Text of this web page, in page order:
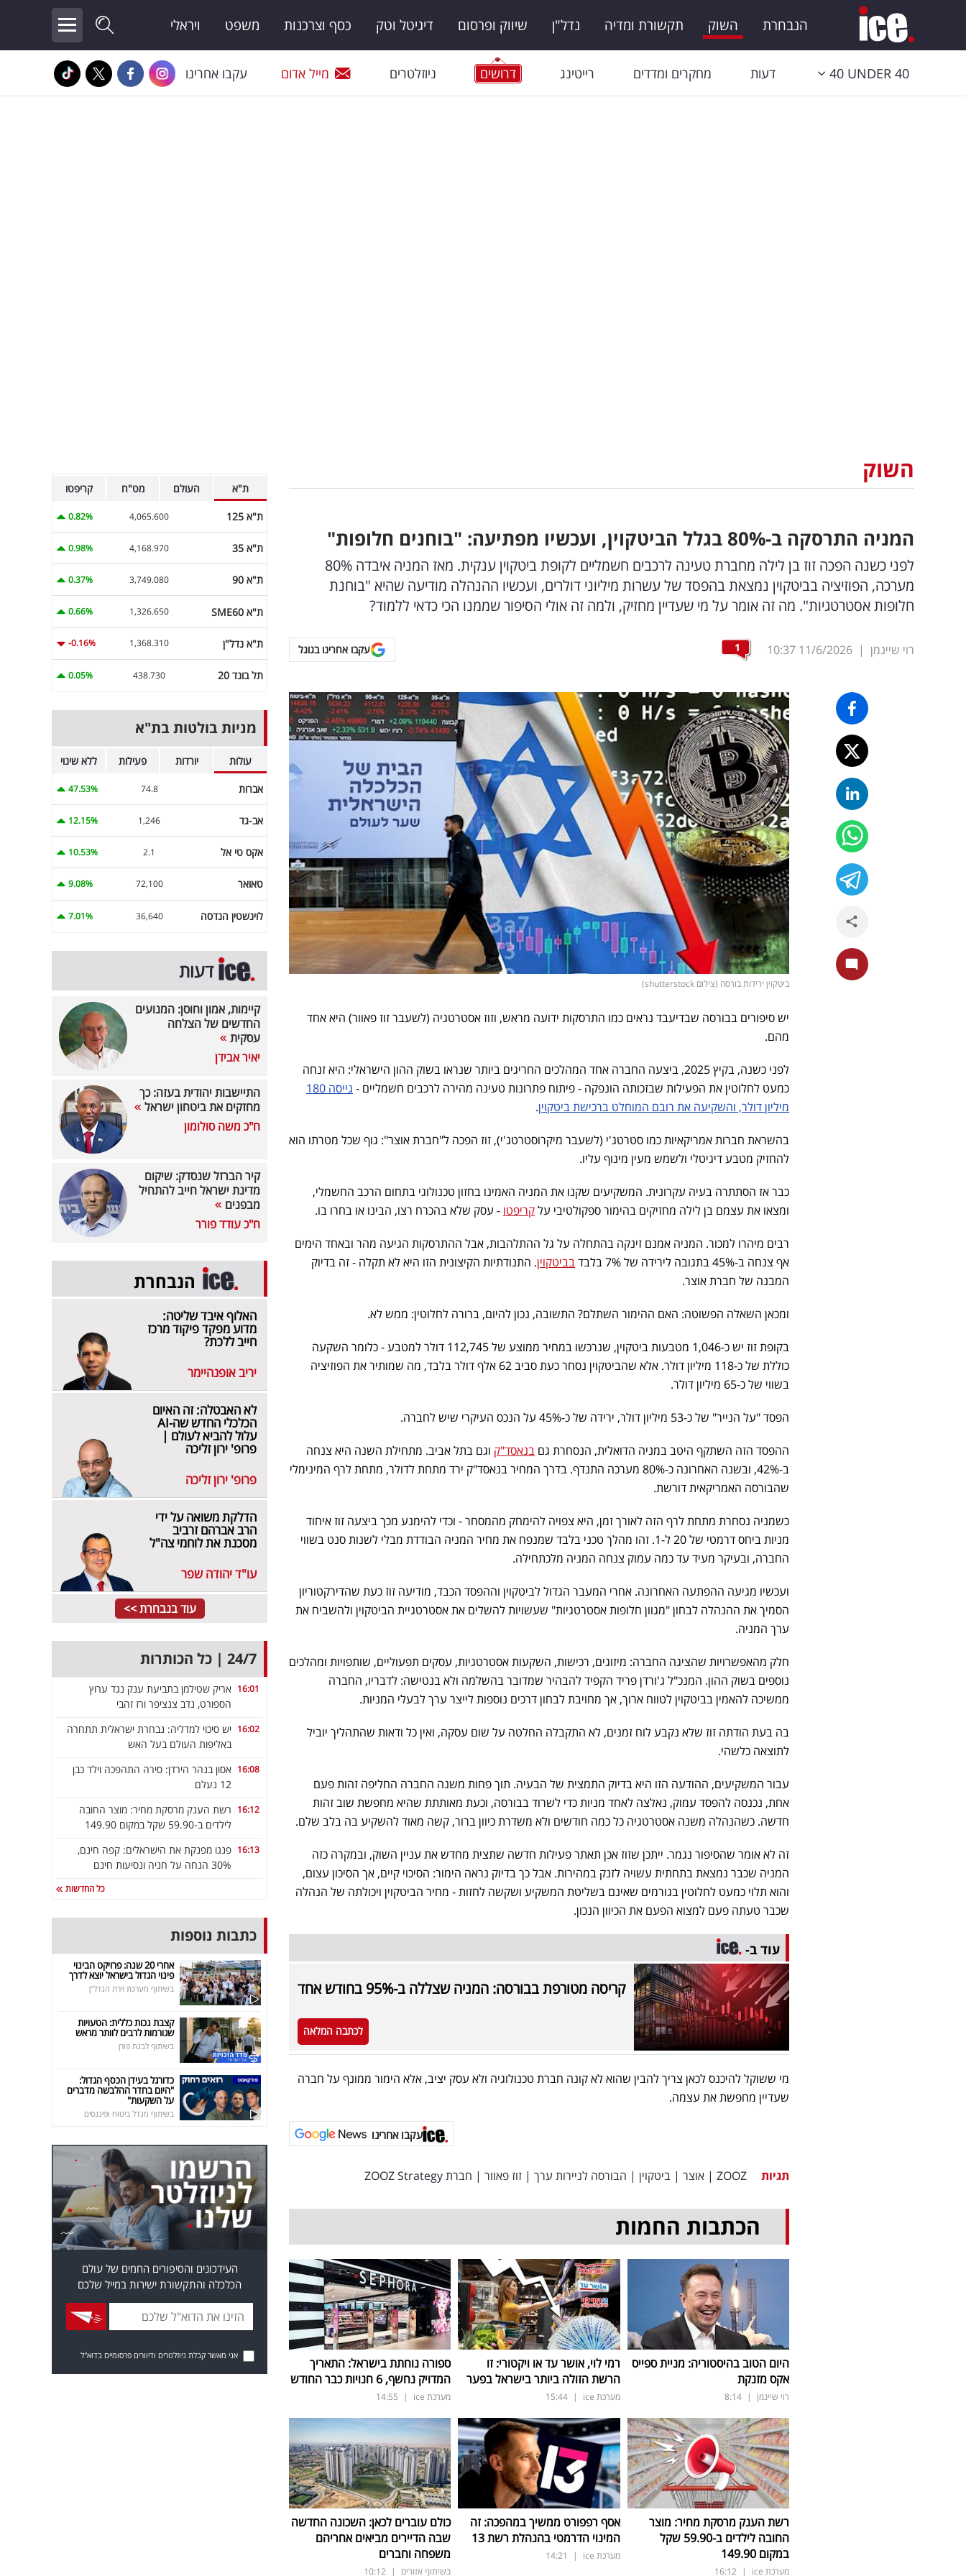
הנבחרת השוק תקשורת ומדיה נדל"ן שיווק ופרסום דיגיטל וטק כסף וצרכנות משפט ויראלי
40 UNDER 40 דעות מחקרים ומדדים רייטינג דרושים ניוזלטרים מייל אדום עקבו אחרינו
השוק
המניה התרסקה ב-80% בגלל הביטקוין, ועכשיו מפתיעה: "בוחנים חלופות"
לפני כשנה הפכה זוז בן לילה מחברת טעינה לרכבים חשמליים לקופת ביטקוין ענקית. מאז המניה איבדה 80%
מערכה, הפוזיציה בביטקוין נמצאת בהפסד של עשרות מיליוני דולרים, ועכשיו ההנהלה מודיעה שהיא "בוחנת
חלופות אסטרטגיות". מה זה אומר על מי שעדיין מחזיק, ולמה זה אולי הסיפור שממנו הכי כדאי ללמוד?
רוי שיינמן |
11/6/2026
10:37
1 עקבו אחרינו בגוגל
ביטקוין ירידות בורסה (צילום shutterstock)
יש סיפורים בבורסה שבדיעבד נראים כמו התרסקות ידועה מראש, וזוז אסטרטגיה (לשעבר זוז פאוור) היא אחד
מהם.
לפני כשנה, בקיץ 2025, ביצעה החברה אחד המהלכים החריגים ביותר שנראו בשוק ההון הישראלי: היא זנחה
כמעט לחלוטין את הפעילות שבזכותה הונפקה - פיתוח פתרונות טעינה מהירה לרכבים חשמליים -
גייסה 180
מיליון דולר, והשקיעה את רובם המוחלט ברכישת ביטקוין.
בהשראת חברות אמריקאיות כמו סטרטג'י (לשעבר מיקרוסטרטג'י), זוז הפכה ל"חברת אוצר": גוף שכל מטרתו הוא
להחזיק מטבע דיגיטלי ולשמש מעין מינוף עליו.
כבר אז הסתתרה בעיה עקרונית. המשקיעים שקנו את המניה האמינו בחזון טכנולוגי בתחום הרכב החשמלי,
ומצאו את עצמם בן לילה מחזיקים בהימור ספקולטיבי עלקריפטו - עסק שלא בהכרח רצו, הבינו או בחרו בו.
רבים מיהרו למכור. המניה אמנם זינקה בהתחלה על גל ההתלהבות, אבל ההתרסקות הגיעה מהר ובאחד הימים
אף צנחה ב-45% בתגובה לירידה של 7% בלבד
בביטקוין. התנודתיות הקיצונית הזו היא לא תקלה - זה בדיוק
המבנה של חברת אוצר.
ומכאן השאלה הפשוטה: האם ההימור השתלם? התשובה, נכון להיום, ברורה לחלוטין: ממש לא.
בקופת זוז יש כ-1,046 מטבעות ביטקוין, שנרכשו במחיר ממוצע של 112,745 דולר למטבע - כלומר השקעה
כוללת של כ-118 מיליון דולר. אלא שהביטקוין נסחר כעת סביב 62 אלף דולר בלבד, מה שמותיר את הפוזיציה
בשווי של כ-65 מיליון דולר.
הפסד "על הנייר" של כ-53 מיליון דולר, ירידה של כ-45% על הנכס העיקרי שיש לחברה.
ההפסד הזה השתקף היטב במניה הדואלית, הנסחרת גם בנאסד"ק וגם בתל אביב. מתחילת השנה היא צנחה
ב-42%, ובשנה האחרונה כ-80% מערכה התנדף. בדרך המחיר בנאסד"ק ירד מתחת לדולר, מתחת לרף המינימלי
שהבורסה האמריקאית דורשת.
כשמניה נסחרת מתחת לרף הזה לאורך זמן, היא צפויה להימחק מהמסחר - וכדי להימנע מכך ביצעה זוז איחוד
מניות ביחס דרמטי של 20 ל-1. זהו מהלך טכני בלבד שמנפח את מחיר המניה הבודדת מבלי לשנות סנט בשווי
החברה, ובעיקר מעיד עד כמה עמוק צנחה המניה מלכתחילה.
ועכשיו מגיעה ההפתעה האחרונה. אחרי המעבר הגדול לביטקוין וההפסד הכבד, מודיעה זוז כעת שהדירקטוריון
הסמיך את ההנהלה לבחון "מגוון חלופות אסטרטגיות" שעשויות להשלים את אסטרטגיית הביטקוין ולהשביח את
ערך המניה.
חלק מהאפשרויות שהציגה החברה: מיזוגים, רכישות, השקעות אסטרטגיות, עסקים תפעוליים, שותפויות ומהלכים
נוספים בשוק ההון. המנכ"ל ג'ורדן פריד הקפיד להבהיר שמדובר בהשלמה ולא בנטישה: לדבריו, החברה
ממשיכה להאמין בביטקוין לטווח ארוך, אך מחויבת לבחון דרכים נוספות לייצר ערך לבעלי המניות.
בה בעת הודתה זוז שלא נקבע לוח זמנים, לא התקבלה החלטה על שום עסקה, ואין כל ודאות שהתהליך יוביל
לתוצאה כלשהי.
עבור המשקיעים, ההודעה הזו היא בדיוק התמצית של הבעיה. תוך פחות משנה החברה החליפה זהות פעם
אחת, נכנסה להפסד עמוק, נאלצה לאחד מניות כדי לשרוד בבורסה, וכעת מאותתת שהיא מחפשת שוב זהות
חדשה. כשהנהלה משנה אסטרטגיה כל כמה חודשים ולא משדרת כיוון ברור, קשה מאוד להשקיע בה בלב שלם.
זה לא אומר שהסיפור נגמר. ייתכן שזוז אכן תאתר פעילות חדשה שתצית מחדש את עניין השוק, ובמקרה כזה
המניה שכבר נמצאת בתחתית עשויה לזנק במהירות. אבל כך בדיוק נראה הימור: הסיכוי קיים, אך הסיכון עצום,
והוא תלוי כמעט לחלוטין בגורמים שאינם בשליטת המשקיע ושקשה לחזות - מחיר הביטקוין ויכולתה של הנהלה
שכבר טעתה פעם למצוא הפעם את הכיוון הנכון.
עוד ב-
קריסה מטורפת בבורסה: המניה שצללה ב-95% בחודש אחד
לכתבה המלאה
מי ששוקל להיכנס לכאן צריך להבין שהוא לא קונה חברת טכנולוגיה ולא עסק יציב, אלא הימור ממונף על חברה
שעדיין מחפשת את עצמה.
עקבו אחרינו
תגיות ZOOZ
| אוצר | ביטקוין | הבורסה לניירות ערך | זוז פאוור | חברת ZOOZ Strategy
הכתבות החמות
היום הטוב בהיסטוריה: מניית ספייס
אקס מזנקת
רוי שיינמן |
8:14
רמי לוי, אושר עד או ויקטורי: זו
הרשת הזולה ביותר בישראל בפער
מערכת ice |
15:44
ספורה נוחתת בישראל: התאריך
המדויק נחשף, 6 חנויות כבר החודש
מערכת ice |
14:55
רשת הענק מרסקת מחיר: מוצר
החובה לילדים ב-59.90 שקל
במקום 149.90
מערכת ice |
16:12
אסף רפפורט ממשיך במהפכה: זה
המינוי הדרמטי בהנהלת רשת 13
מערכת ice |
14:21
כולם עוברים לכאן: השכונה החדשה
שבה הדיירים מביאים אחריהם
משפחה וחברים
בשיתוף אזורים |
10:12
ת"א העולם מט"ח קריפטו
ת"א 125 4,065.600
0.82%
ת"א 35 4,168.970
0.98%
ת"א 90 3,749.080
0.37%
ת"א SME60 1,326.650
0.66%
ת"א נדל"ן 1,368.310
-0.16%
תל בונד 20 438.730
0.05%
מניות בולטות בת"א
עולות יורדות פעילות ללא שינוי
אברות 74.8
47.53%
אב-גד 1,246
12.15%
אקס טי אל 2.1
10.53%
טאואר 72,100
9.08%
לוינשטין הנדסה 36,640
7.01%
דעות
קיימות, אמון וחוסן: המנועים
החדשים של הצלחה
עסקית
יאיר אבידן
התיישבות יהודית בעזה: כך
מחזקים את ביטחון ישראל
ח"כ משה סולומון
קיר הברזל שנסדק: שיקום
מדינת ישראל חייב להתחיל
מבפנים
ח"כ עודד פורר
הנבחרת
האלוף איבד שליטה:
מדוע מפקד פיקוד מרכז
חייב ללכת?
יריב אופנהיימר
לא האבטלה: זה האיום
הכלכלי החדש שה-AI
עלול להביא לעולם |
פרופ' ירון זליכה
פרופ' ירון זליכה
הדלקת משואה על ידי
הרב אברהם זרביב
מסכנת את לוחמי צה"ל
עו"ד יהודה שפר
עוד בנבחרת >>
24/7 | כל הכותרות
16:01 אריק שטילמן בתביעת ענק נגד ערוץ
הספורט, נדב צנציפר ורז זהבי
16:02 יש סיכוי למדליה: נבחרת ישראלית תתחרה
באליפות העולם בעל האש
16:08 אסון בנהר הירדן: סירה התהפכה וילד כבן
12 נעלם
16:12 רשת הענק מרסקת מחיר: מוצר החובה
לילדים ב-59.90 שקל במקום 149.90
16:13 פנגו מפנקת את הישראלים: קפה חינם,
30% הנחה על חניה ונסיעות חינם
כל החדשות
כתבות נוספות
אחרי 20 שנה: פרויקט הבינוי
פינוי הגדול בישראל יוצא לדרך
בשיתוף מערכת זירת הנדל"ן
קצבת נכות כללית: הטעויות
שגורמות לרבים לוותר מראש
בשיתוף לבנת פורן
כדורגל בעידן הכסף הגדול:
"היום בחדר ההלבשה מדברים
על השקעות"
בשיתוף מגדל ביטוח ופיננסים
העידכונים והסיפורים החמים של עולם
הכלכלה והתקשורת ישירות במייל שלכם
אני מאשר קבלת ניוזלטרים ודיוורים פרסומיים בדוא"ל